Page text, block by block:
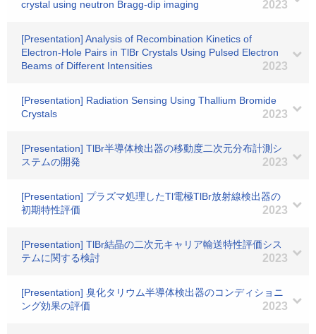
crystal using neutron Bragg-dip imaging
2023
[Presentation] Analysis of Recombination Kinetics of
Electron-Hole Pairs in TlBr Crystals Using Pulsed Electron
Beams of Different Intensities
2023
[Presentation] Radiation Sensing Using Thallium Bromide
Crystals
2023
[Presentation] TlBr半導体検出器の移動度二次元分布計測シ
ステムの開発
2023
[Presentation] プラズマ処理したTl電極TlBr放射線検出器の
初期特性評価
2023
[Presentation] TlBr結晶の二次元キャリア輸送特性評価シス
テムに関する検討
2023
[Presentation] 臭化タリウム半導体検出器のコンディショニ
ング効果の評価
2023